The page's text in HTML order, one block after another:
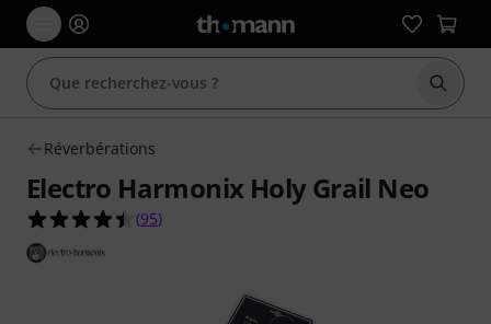
Réverbérations
Electro Harmonix Holy Grail Neo
4.4 étoiles sur 5 d'après 95 évaluations clients
(95)